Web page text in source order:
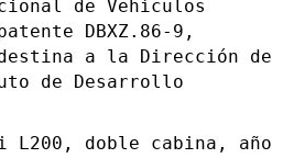
de Vehículos
DBXZ.86-9,
a la Dirección de
de Desarrollo
L200, doble cabina, año